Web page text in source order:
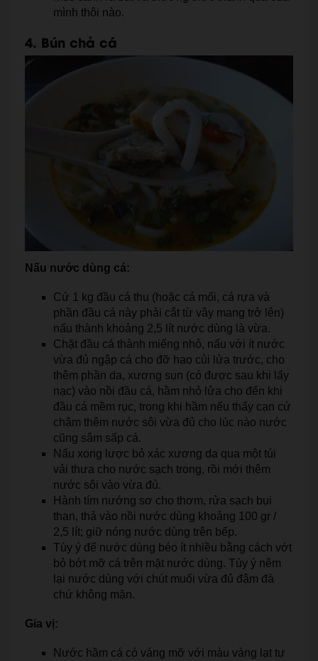
mình thôi nào.
4. Bún chả cá
Nấu nước dùng cá:
Cứ 1 kg đầu cá thu (hoặc cá mối, cá rựa và
phần đầu cá này phải cắt từ vây mang trở lên)
nấu thành khoảng 2,5 lít nước dùng là vừa.
Chặt đầu cá thành miếng nhỏ, nấu với ít nước
vừa đủ ngập cá cho đỡ hao củi lửa trước, cho
thêm phần da, xương sụn (có được sau khi lấy
nạc) vào nồi đầu cá, hầm nhỏ lửa cho đến khi
đầu cá mềm rục, trong khi hầm nếu thấy cạn cứ
châm thêm nước sôi vừa đủ cho lúc nào nước
cũng sâm sấp cá.
Nấu xong lược bỏ xác xương da qua một túi
vải thưa cho nước sạch trong, rồi mới thêm
nước sôi vào vừa đủ.
Hành tím nướng sơ cho thơm, rửa sạch bụi
than, thả vào nồi nước dùng khoảng 100 gr /
2,5 lít; giữ nóng nước dùng trên bếp.
Tùy ý để nước dùng béo ít nhiều bằng cách vớt
bỏ bớt mỡ cá trên mặt nước dùng. Tùy ý nêm
lại nước dùng với chút muối vừa đủ đậm đà
chứ không mặn.
Gia vị:
Nước hầm cá có váng mỡ với màu vàng lạt tự